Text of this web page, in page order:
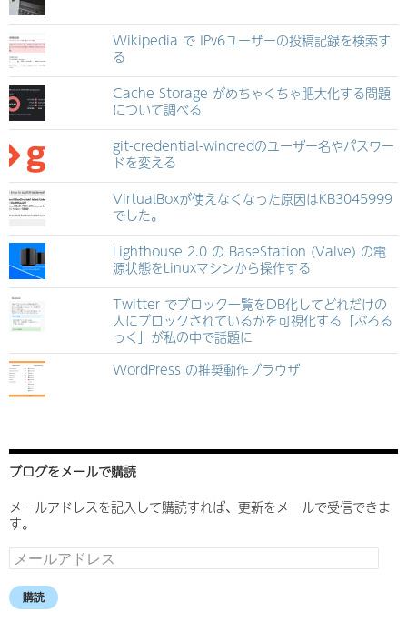
Wikipedia で IPv6ユーザーの投稿記録を検索す
る
Cache Storage がめちゃくちゃ肥大化する問題
について調べる
git-credential-wincredのユーザー名やパスワー
ドを変える
VirtualBoxが使えなくなった原因はKB3045999
でした。
Lighthouse 2.0 の BaseStation (Valve) の電
源状態をLinuxマシンから操作する
Twitter でブロック一覧をDB化してどれだけの
人にブロックされているかを可視化する「ぶろる
っく」が私の中で話題に
WordPress の推奨動作ブラウザ
ブログをメールで購読
メールアドレスを記入して購読すれば、更新をメールで受信できま
す。
メ
ー
ル
ア 購読